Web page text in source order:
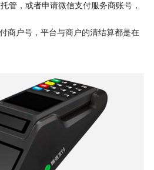
管，或者申请微信支付服务商账号，
商户号，平台与商户的清结算都是在